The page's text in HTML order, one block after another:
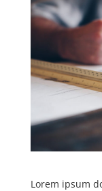
Lorem ipsum